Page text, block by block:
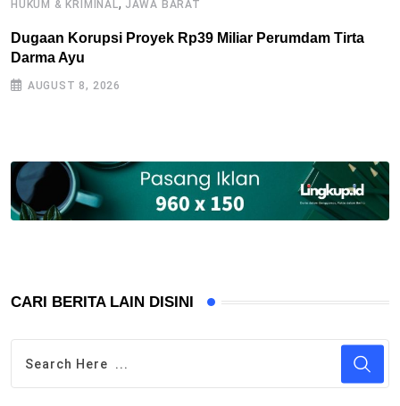
HUKUM & KRIMINAL JAWA BARAT
Dugaan Korupsi Proyek Rp39 Miliar Perumdam Tirta
Darma Ayu
AUGUST 8, 2026
CARI BERITA LAIN DISINI